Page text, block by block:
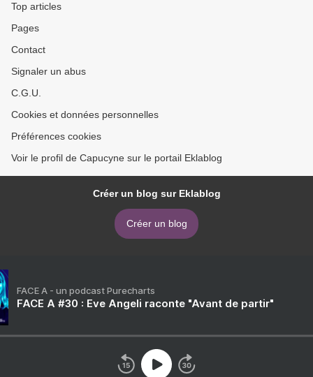
Top articles
Pages
Contact
Signaler un abus
C.G.U.
Cookies et données personnelles
Préférences cookies
Voir le profil de Capucyne sur le portail Eklablog
Créer un blog sur Eklablog
Créer un blog
FACE A - un podcast Purecharts
FACE A #30 : Eve Angeli raconte "Avant de partir"